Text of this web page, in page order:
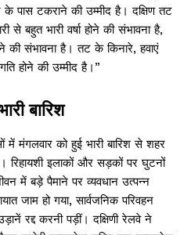
पास टकराने की उम्मीद है। दक्षिण तट
से बहुत भारी वर्षा होने की संभावना है,
की संभावना है। तट के किनारे, हवाएं
होने की उम्मीद है।”
बारिश
मंगलवार को हुई भारी बारिश से शहर
रिहायशी इलाकों और सड़कों पर घुटनों
में बड़े पैमाने पर व्यवधान उत्पन्न
जाम हो गया, सार्वजनिक परिवहन
रद्द करनी पड़ीं। दक्षिणी रेलवे ने